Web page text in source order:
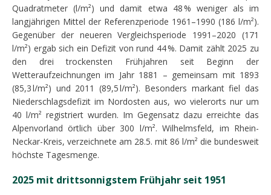
Quadratmeter (l/m²) und damit etwa 48 % weniger als im
langjährigen Mittel der Referenzperiode 1961–1990 (186 l/m²).
Gegenüber der neueren Vergleichsperiode 1991–2020 (171
l/m²) ergab sich ein Defizit von rund 44 %. Damit zählt 2025 zu
den drei trockensten Frühjahren seit Beginn der
Wetteraufzeichnungen im Jahr 1881 – gemeinsam mit 1893
(85,3 l/m²) und 2011 (89,5 l/m²). Besonders markant fiel das
Niederschlagsdefizit im Nordosten aus, wo vielerorts nur um
40 l/m² registriert wurden. Im Gegensatz dazu erreichte das
Alpenvorland örtlich über 300 l/m². Wilhelmsfeld, im Rhein-
Neckar-Kreis, verzeichnete am 28.5. mit 86 l/m² die bundesweit
höchste Tagesmenge.
2025 mit drittsonnigstem Frühjahr seit 1951